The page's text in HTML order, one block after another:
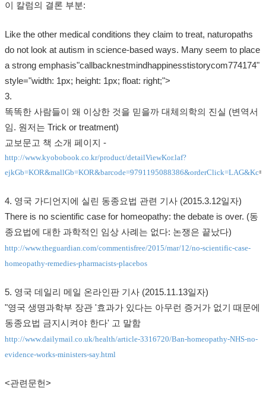
이 칼럼의 결론 부분:
Like the other medical conditions they claim to treat, naturopaths
do not look at autism in science-based ways. Many seem to place
a strong emphasis"callbacknestmindhappinesstistorycom774174"
style="width: 1px; height: 1px; float: right;">
3.
똑똑한 사람들이 왜 이상한 것을 믿을까 대체의학의 진실 (변역서
임. 원저는 Trick or treatment)
교보문고 책 소개 페이지 -
http://www.kyobobook.co.kr/product/detailViewKor.laf?
ejkGb=KOR&mallGb=KOR&barcode=9791195088386&orderClick=LAG&Kc=
4. 영국 가디언지에 실린 동종요법 관련 기사 (2015.3.12일자)
There is no scientific case for homeopathy: the debate is over. (동
종요법에 대한 과학적인 임상 사례는 없다: 논쟁은 끝났다)
http://www.theguardian.com/commentisfree/2015/mar/12/no-scientific-case-
homeopathy-remedies-pharmacists-placebos
5. 영국 데일리 메일 온라인판 기사 (2015.11.13일자)
"영국 생명과학부 장관 '효과가 있다는 아무런 증거가 없기 때문에
동종요법 금지시켜야 한다' 고 말함
http://www.dailymail.co.uk/health/article-3316720/Ban-homeopathy-NHS-no-
evidence-works-ministers-say.html
<관련문헌>